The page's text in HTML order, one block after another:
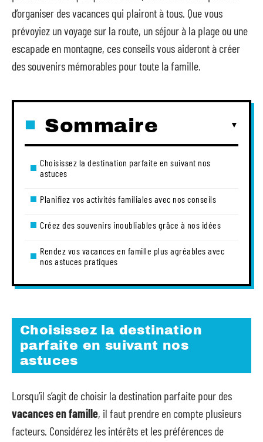
d’organiser des vacances qui plairont à tous. Que vous
prévoyiez un voyage sur la route, un séjour à la plage ou une
escapade en montagne, ces conseils vous aideront à créer
des souvenirs mémorables pour toute la famille.
Sommaire
Choisissez la destination parfaite en suivant nos
astuces
Planifiez vos activités familiales avec nos conseils
Créez des souvenirs inoubliables grâce à nos idées
Rendez vos vacances en famille plus agréables avec
nos astuces pratiques
Choisissez la destination
parfaite en suivant nos
astuces
Lorsqu’il s’agit de choisir la destination parfaite pour des
vacances en famille, il faut prendre en compte plusieurs
facteurs. Considérez les intérêts et les préférences de